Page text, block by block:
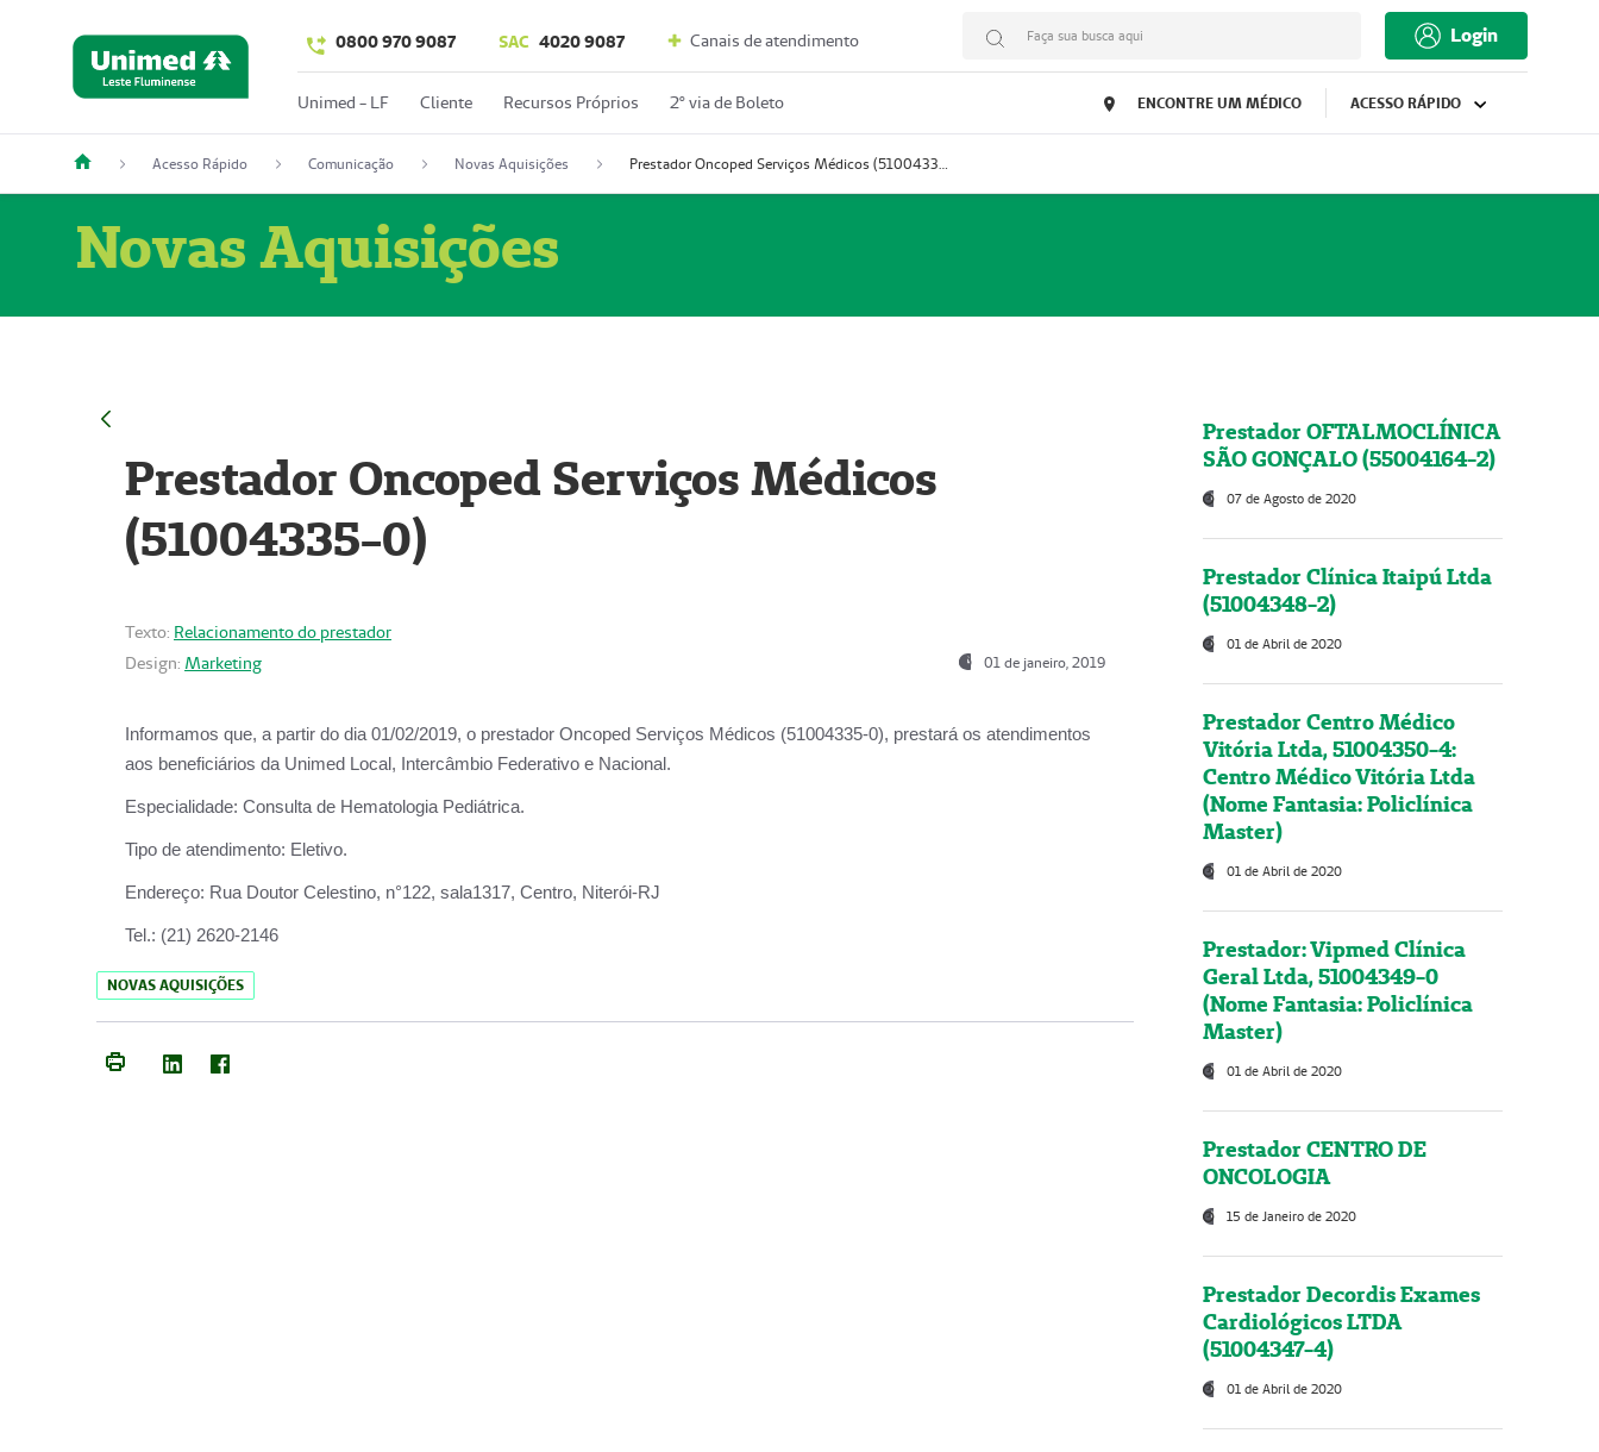
0800 970 9087 SAC 4020 9087 Canais de atendimento Faça sua busca aqui Login
Unimed - LF Cliente Recursos Próprios 2º via de Boleto ENCONTRE UM MÉDICO ACESSO RÁPIDO
Acesso Rápido Comunicação Novas Aquisições Prestador Oncoped Serviços Médicos (51004335-0)
Novas Aquisições
Prestador Oncoped Serviços Médicos
(51004335-0)
Texto: Relacionamento do prestador
Design: Marketing 01 de janeiro, 2019
Informamos que, a partir do dia 01/02/2019, o prestador Oncoped Serviços Médicos (51004335-0), prestará os atendimentos
aos beneficiários da Unimed Local, Intercâmbio Federativo e Nacional.
Especialidade: Consulta de Hematologia Pediátrica.
Tipo de atendimento: Eletivo.
Endereço: Rua Doutor Celestino, n°122, sala1317, Centro, Niterói-RJ
Tel.: (21) 2620-2146
NOVAS AQUISIÇÕES
Prestador OFTALMOCLÍNICA
SÃO GONÇALO (55004164-2)
07 de Agosto de 2020
Prestador Clínica Itaipú Ltda
(51004348-2)
01 de Abril de 2020
Prestador Centro Médico
Vitória Ltda, 51004350-4:
Centro Médico Vitória Ltda
(Nome Fantasia: Policlínica
Master)
01 de Abril de 2020
Prestador: Vipmed Clínica
Geral Ltda, 51004349-0
(Nome Fantasia: Policlínica
Master)
01 de Abril de 2020
Prestador CENTRO DE
ONCOLOGIA
15 de Janeiro de 2020
Prestador Decordis Exames
Cardiológicos LTDA
(51004347-4)
01 de Abril de 2020